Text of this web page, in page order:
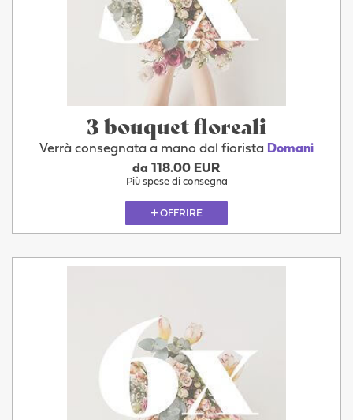
3 bouquet floreali
Verrà consegnata a mano dal fiorista Domani
da 118.00 EUR
Più spese di consegna
OFFRIRE